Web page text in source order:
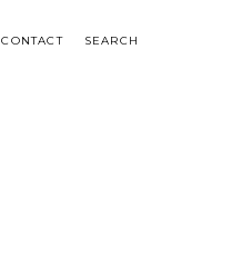
CONTACT SEARCH